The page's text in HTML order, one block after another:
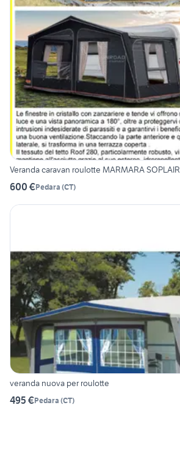
Veranda caravan roulotte MARMARA SOPLAIR
600 €Pedara (CT)
veranda nuova per roulotte
495 €Pedara (CT)